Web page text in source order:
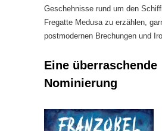
Geschehnisse rund um den
Fregatte Medusa zu erzählen,
postmodernen Brechungen und
Eine überraschende
Nominierung